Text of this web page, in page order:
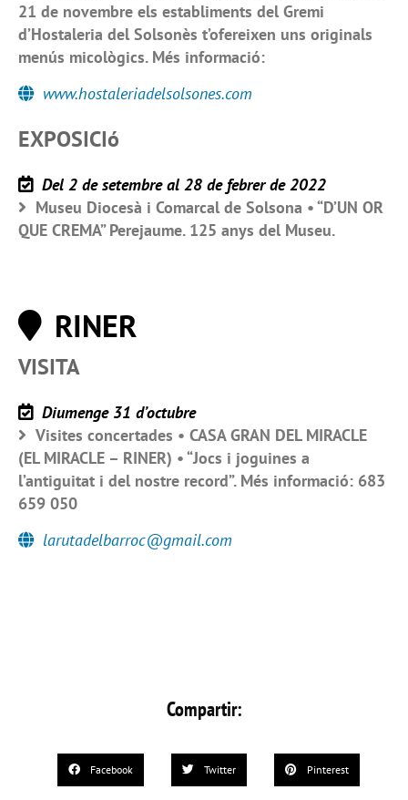
21 de novembre els establiments del Gremi
d’Hostaleria del Solsonès t’ofereixen uns originals
menús micològics. Més informació:
www.hostaleriadelsolsones.com
EXPOSICIó
Del 2 de setembre al 28 de febrer de 2022
Museu Diocesà i Comarcal de Solsona • “D’UN OR
QUE CREMA” Perejaume. 125 anys del Museu.
RINER
VISITA
Diumenge 31 d’octubre
Visites concertades • CASA GRAN DEL MIRACLE
(EL MIRACLE – RINER) • “Jocs i joguines a
l’antiguitat i del nostre record”. Més informació: 683
659 050
larutadelbarroc@gmail.com
Compartir:
Facebook Twitter Pinterest